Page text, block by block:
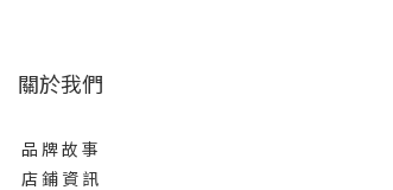
關於我們
品 牌 故 事
店 鋪 資 訊